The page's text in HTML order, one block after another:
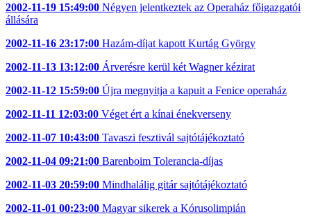
2002-11-19 15:49:00 Négyen jelentkeztek az Operaház főigazgatói
állására
2002-11-16 23:17:00 Hazám-díjat kapott Kurtág György
2002-11-13 13:12:00 Árverésre kerül két Wagner kézirat
2002-11-12 15:59:00 Újra megnyitja a kapuit a Fenice operaház
2002-11-11 12:03:00 Véget ért a kínai énekverseny
2002-11-07 10:43:00 Tavaszi fesztivál sajtótájékoztató
2002-11-04 09:21:00 Barenboim Tolerancia-díjas
2002-11-03 20:59:00 Mindhalálig gitár sajtótájékoztató
2002-11-01 00:23:00 Magyar sikerek a Kórusolimpián